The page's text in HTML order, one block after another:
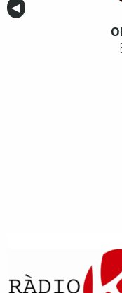
Anterior
◀︎